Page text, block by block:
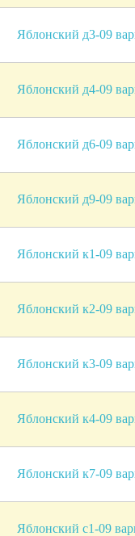
Яблонский д3-09
Яблонский д4-09
Яблонский д6-09
Яблонский д9-09
Яблонский к1-09
Яблонский к2-09
Яблонский к3-09
Яблонский к4-09
Яблонский к7-09
Яблонский с1-09